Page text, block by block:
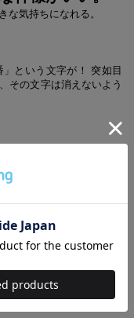
な気持ちになれる。
という文字が！ 突如目
その文字は消えないよう
ア充と思われたい男子高
教師、部下が気に入らな
、わがままな神様の奇跡
な気持ちになれる。